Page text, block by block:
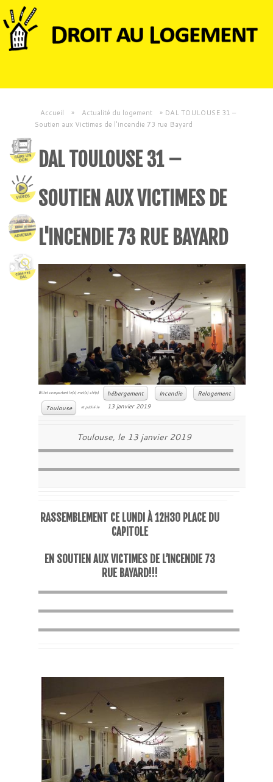
Accueil » Actualité du logement » DAL TOULOUSE 31 –
Soutien aux Victimes de l'incendie 73 rue Bayard
DAL TOULOUSE 31 –
SOUTIEN AUX VICTIMES DE
L'INCENDIE 73 RUE BAYARD
Billet comportant le(s) mot(s) clé(s) hébergement Incendie
Relogement
Toulouse
et publié le 13 janvier 2019
Toulouse, le 13 janvier 2019
RASSEMBLEMENT CE LUNDI À 12H30 PLACE DU
CAPITOLE
EN SOUTIEN AUX VICTIMES DE L’INCENDIE 73
RUE BAYARD!!!